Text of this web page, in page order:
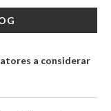
a considerar